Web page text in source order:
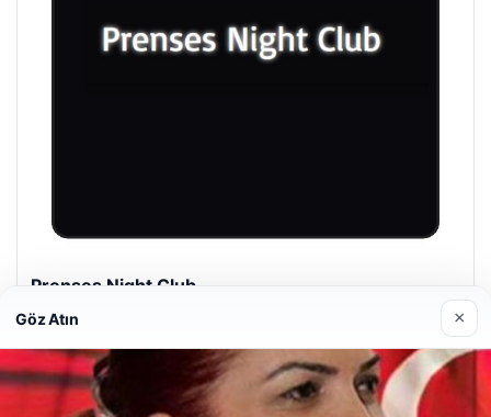
Prenses Night Club
29/04/2026
Göz Atın ×